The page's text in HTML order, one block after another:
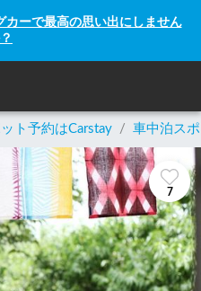
ーで最高の思い出にしません
ト予約はCarstay / 車中泊ス
7